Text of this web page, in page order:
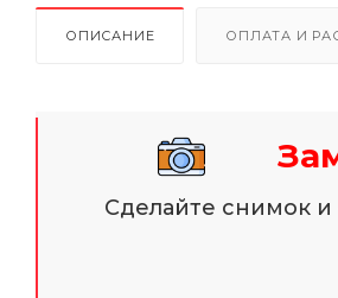
ОПИСАНИЕ ОПЛАТА И
Сделайте снимок